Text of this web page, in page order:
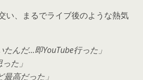
い、まるでライブ後のような熱気
んだ…即YouTube行った」
た」
高だった」